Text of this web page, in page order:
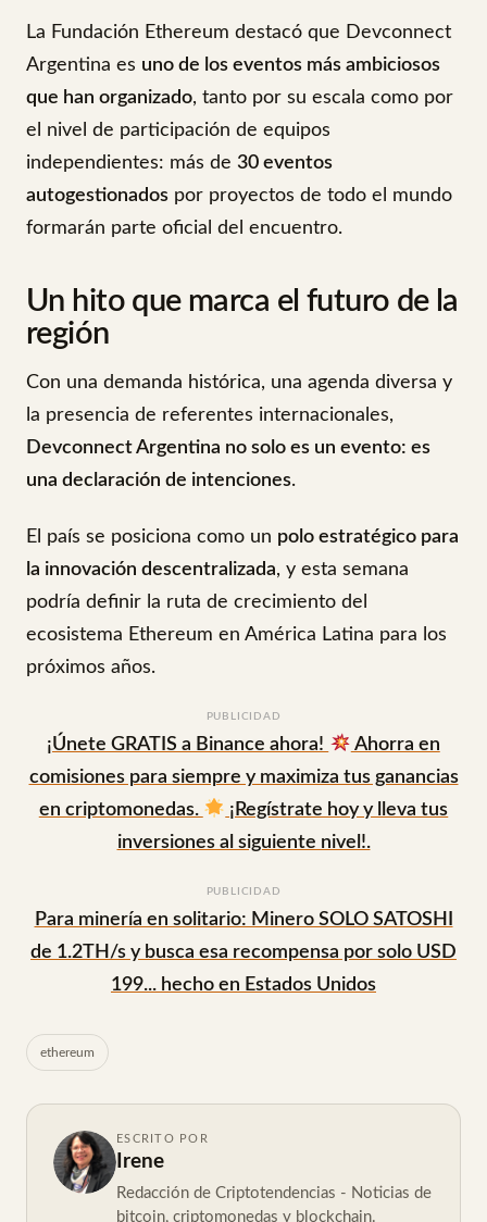
La Fundación Ethereum destacó que Devconnect
Argentina es uno de los eventos más ambiciosos
que han organizado, tanto por su escala como por
el nivel de participación de equipos
independientes: más de 30 eventos
autogestionados por proyectos de todo el mundo
formarán parte oficial del encuentro.
Un hito que marca el futuro de la
región
Con una demanda histórica, una agenda diversa y
la presencia de referentes internacionales,
Devconnect Argentina no solo es un evento: es
una declaración de intenciones.
El país se posiciona como un polo estratégico para
la innovación descentralizada, y esta semana
podría definir la ruta de crecimiento del
ecosistema Ethereum en América Latina para los
próximos años.
PUBLICIDAD
¡Únete GRATIS a Binance ahora!
Ahorra en
comisiones para siempre y maximiza tus ganancias
en criptomonedas.
¡Regístrate hoy y lleva tus
inversiones al siguiente nivel!.
PUBLICIDAD
Para minería en solitario: Minero SOLO SATOSHI
de 1.2TH/s y busca esa recompensa por solo USD
199... hecho en Estados Unidos
ethereum
ESCRITO POR
Irene
Redacción de Criptotendencias - Noticias de
bitcoin, criptomonedas y blockchain.